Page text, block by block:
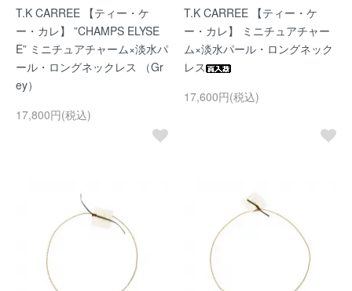
T.K CARREE 【ティー・ケ
ー・カレ】 ”CHAMPS ELYSE
E” ミニチュアチャーム×淡水パ
ール・ロングネックレス （Gr
ey）
17,800円(税込)
T.K CARREE 【ティー・ケ
ー・カレ】 ミニチュアチャー
ム×淡水パール・ロングネック
レス
17,600円(税込)